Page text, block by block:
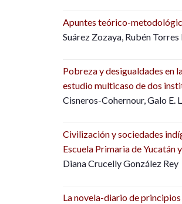
Apuntes teórico-
Suárez Zozaya, Rubén
Pobreza y desigualdades en
estudio multicaso de dos
Cisneros-Cohernour, Galo E.
Civilización y sociedades
Escuela Primaria de
Diana Crucelly González Rey
La novela-diario de